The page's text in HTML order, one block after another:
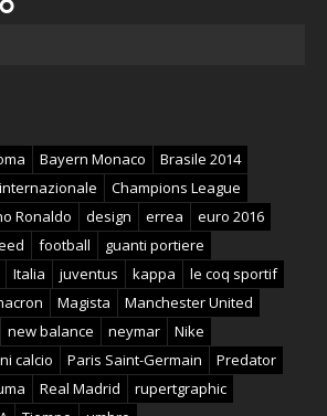
Bayern Monaco
Brasile 2014
Champions League
Ronaldo design errea
euro 2016
football
guanti portiere
Italia juventus kappa
le coq sportif
Magista
Manchester United
new balance neymar
Nike
calcio Paris Saint-Germain
Predator
Real Madrid
rupertgraphic